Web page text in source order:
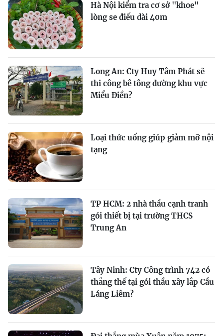
Hà Nội kiểm tra cơ sở "khoe"
lòng se điếu dài 40m
Long An: Cty Huy Tâm Phát sẽ
thi công bê tông đường khu vực
Miểu Điền?
Loại thức uống giúp giảm mỡ nội
tạng
TP HCM: 2 nhà thầu cạnh tranh
gói thiết bị tại trường THCS
Trung An
Tây Ninh: Cty Công trình 742 có
thắng thế tại gói thầu xây lắp Cầu
Láng Liêm?